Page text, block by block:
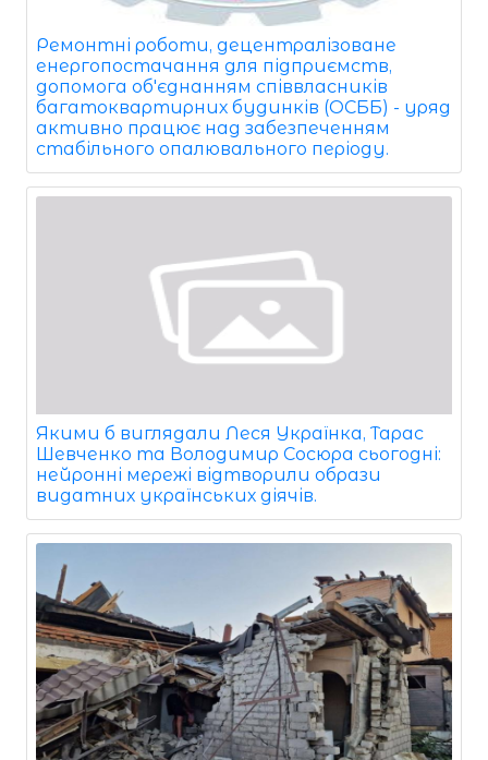
Ремонтні роботи, децентралізоване
енергопостачання для підприємств,
допомога об'єднанням співвласників
багатоквартирних будинків (ОСББ) - уряд
активно працює над забезпеченням
стабільного опалювального періоду.
Якими б виглядали Леся Українка, Тарас
Шевченко та Володимир Сосюра сьогодні:
нейронні мережі відтворили образи
видатних українських діячів.